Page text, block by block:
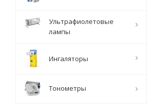
Ультрафиолетовые
лампы
Ингаляторы
Тонометры